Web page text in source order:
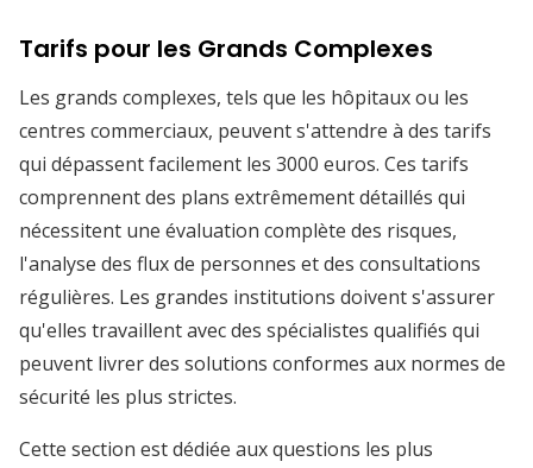
Tarifs pour les Grands Complexes
Les grands complexes, tels que les hôpitaux ou les
centres commerciaux, peuvent s'attendre à des tarifs
qui dépassent facilement les 3000 euros. Ces tarifs
comprennent des plans extrêmement détaillés qui
nécessitent une évaluation complète des risques,
l'analyse des flux de personnes et des consultations
régulières. Les grandes institutions doivent s'assurer
qu'elles travaillent avec des spécialistes qualifiés qui
peuvent livrer des solutions conformes aux normes de
sécurité les plus strictes.
Cette section est dédiée aux questions les plus